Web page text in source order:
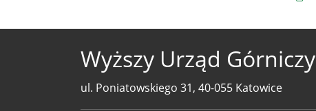
Wyższy Urząd Górniczy
ul. Poniatowskiego 31, 40-055 Katowice